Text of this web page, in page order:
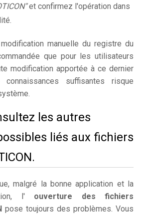
et confirmez l'opération dans
manuelle du registre du
que pour les utilisateurs
modification apportée à ce dernier
suffisantes risque
les autres
liés aux fichiers
malgré la bonne application et la
l' ouverture des fichiers
pose toujours des problèmes. Vous